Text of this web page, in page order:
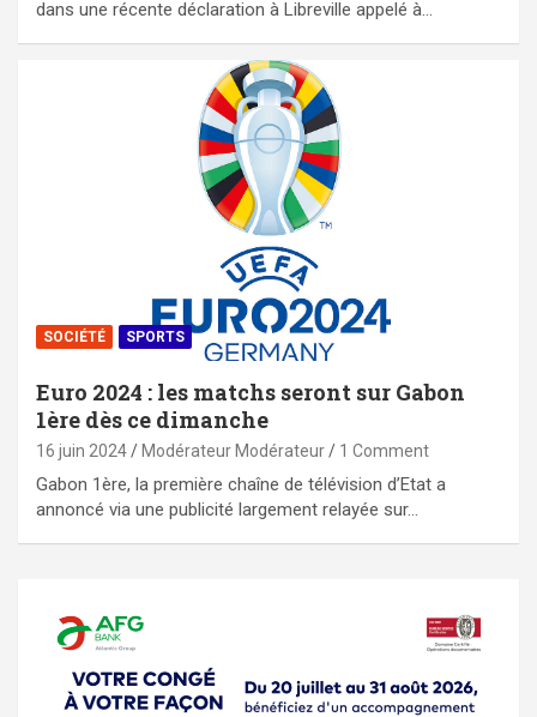
dans une récente déclaration à Libreville appelé à…
SOCIÉTÉ SPORTS
Euro 2024 : les matchs seront sur Gabon
1ère dès ce dimanche
16 juin 2024 Modérateur Modérateur 1 Comment
Gabon 1ère, la première chaîne de télévision d’Etat a
annoncé via une publicité largement relayée sur…